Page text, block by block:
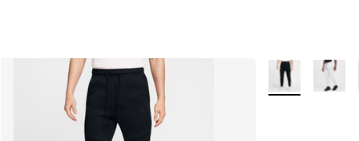
Plus de